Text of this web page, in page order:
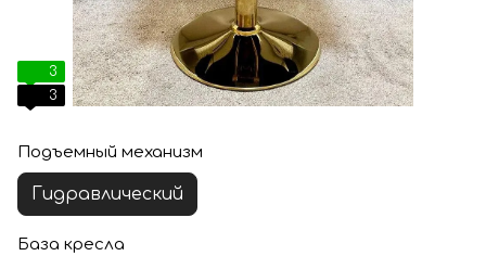
3
3
Подъемный механизм
Гидравлический
База кресла